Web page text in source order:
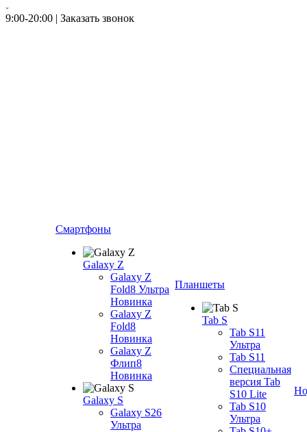
9:00-20:00 | Заказать звонок
Смартфоны
Galaxy Z
Galaxy Z
Fold8 Ультра
Новинка
Galaxy Z
Fold8
Новинка
Galaxy Z
Флип8
Новинка
Galaxy S
Galaxy S26
Ультра
Планшеты
Tab S
Tab S11
Ультра
Tab S11
Специальная
версия Tab
S10 Lite
Tab S10
Ультра